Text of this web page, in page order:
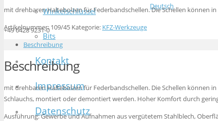
Deutsch
+49 6428 9231-0
Winkelschlüssel
Bits
Kontakt
Impressum
Datenschutz
mit drehbaren Haltebolzen für Federbandschellen. Die Schellen können
Artikelnummer:109/45 Kategorie: KFZ-Werkzeuge
Beschreibung
Beschreibung
mit drehbaren Haltebolzen für Federbandschellen. Die Schellen können
Schlauchs, montiert oder demontiert werden. Hoher Komfort durch
Ausführung: Gewerbe und Aufnahmen aus vergütetem Stahlblech,